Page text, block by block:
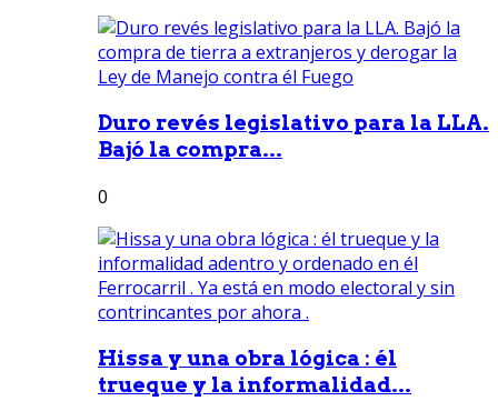
Duro revés legislativo para la LLA.
Bajó la compra...
0
Hissa y una obra lógica : él
trueque y la informalidad...